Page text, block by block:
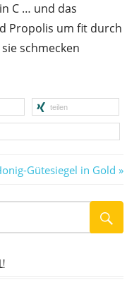
C … und das
Propolis um fit durch
schmecken
teilen
Gütesiegel in Gold